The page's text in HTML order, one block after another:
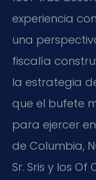
experiencia
una
fiscalía
la estrategia
que el bufete
para ejercer
de Columbia,
Sr. Sris y los